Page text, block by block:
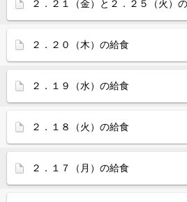
２．２１（金）と２．２５（火）
２．２０（木）の給食
２．１９（水）の給食
２．１８（火）の給食
２．１７（月）の給食